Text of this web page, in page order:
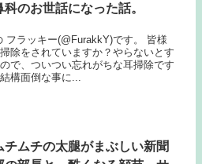
科のお世話になった話。
フラッキー(@FurakkY)です。 皆様
除をされていますか？やらないとす
で、ついつい忘れがちな耳掃除です
構面倒な事に...
チムチの太腿がまぶしい新聞